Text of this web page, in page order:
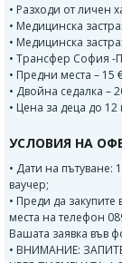
• Разходи от личен
• Медицинска
• Медицинска
• Трансфер София -
• Предни места – 15
• Двойна седалка –
• Цена за деца до 12
УСЛОВИЯ НА
• Дати на пътуване:
ваучер;
• Преди да
места на телефон
Вашата заявка във
• ВНИМАНИЕ: